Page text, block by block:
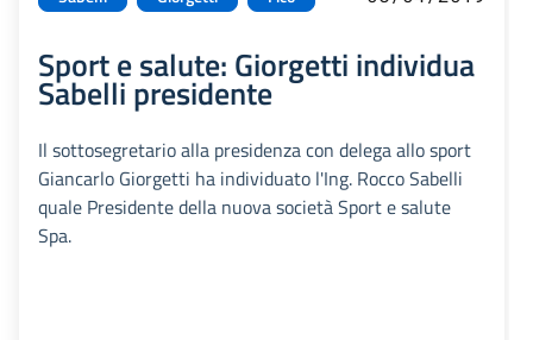
Sport e salute: Giorgetti individua
Sabelli presidente
Il sottosegretario alla presidenza con delega allo sport
Giancarlo Giorgetti ha individuato l'Ing. Rocco Sabelli
quale Presidente della nuova società Sport e salute
Spa.